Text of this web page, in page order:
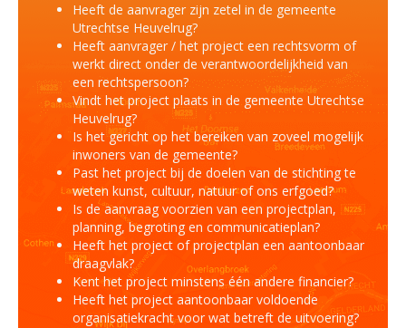
Heeft de aanvrager zijn zetel in de gemeente
Utrechtse Heuvelrug?
Heeft aanvrager / het project een rechtsvorm of
werkt direct onder de verantwoordelijkheid van
een rechtspersoon?
Vindt het project plaats in de gemeente Utrechtse
Heuvelrug?
Is het gericht op het bereiken van zoveel mogelijk
inwoners van de gemeente?
Past het project bij de doelen van de stichting te
weten kunst, cultuur, natuur of ons erfgoed?
Is de aanvraag voorzien van een projectplan,
planning, begroting en communicatieplan?
Heeft het project of projectplan een aantoonbaar
draagvlak?
Kent het project minstens één andere financier?
Heeft het project aantoonbaar voldoende
organisatiekracht voor wat betreft de uitvoering?